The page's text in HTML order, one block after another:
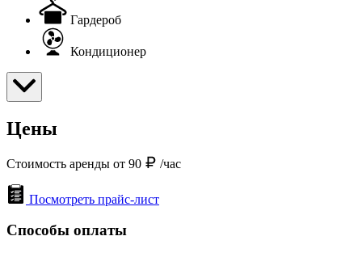
Гардероб
Кондиционер
Цены
Стоимость аренды от 90 /час
Посмотреть прайс-лист
Способы оплаты